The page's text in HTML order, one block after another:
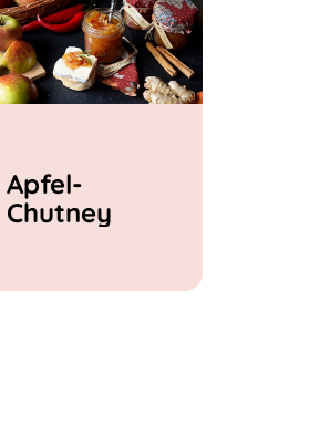
Apfel-
Chutney